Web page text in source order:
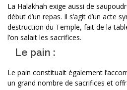
La Halakhah exige aussi de
début d’un repas. Il s’agit d’un acte
destruction du Temple, fait de la
l’on salait les sacrifices.
Le pain :
Le pain constituait également
un grand nombre de sacrifices et